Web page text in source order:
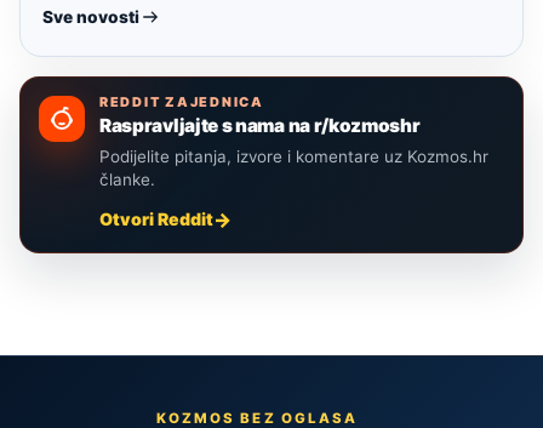
Sve novosti
REDDIT ZAJEDNICA
Raspravljajte s nama na r/kozmoshr
Podijelite pitanja, izvore i komentare uz Kozmos.hr
članke.
Otvori Reddit
KOZMOS BEZ OGLASA